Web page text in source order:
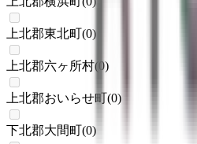
上北郡東北町(0)
上北郡六ヶ所村(0)
上北郡おいらせ町(0)
下北郡大間町(0)